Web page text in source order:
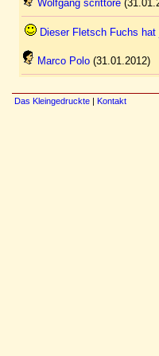
Wolfgang scrittore
Dieser Fletsch Fuchs
Marco Polo (31.01.2012)
Das Kleingedruckte | Kontakt